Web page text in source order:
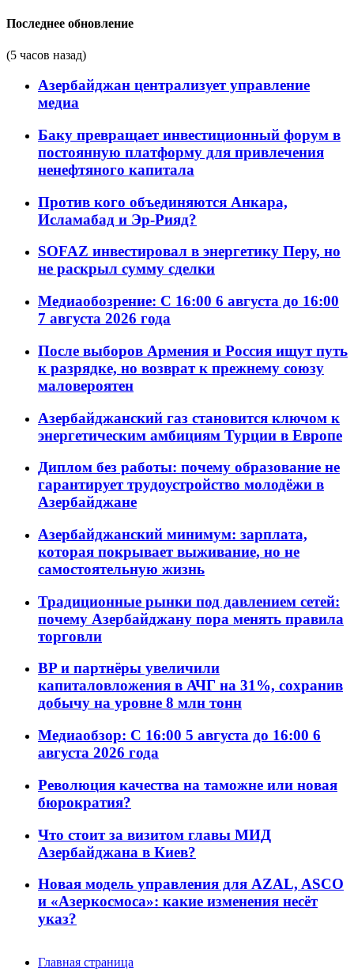
Последнее обновление
(5 часов назад)
Азербайджан централизует управление
медиа
Баку превращает инвестиционный форум в
постоянную платформу для привлечения
ненефтяного капитала
Против кого объединяются Анкара,
Исламабад и Эр-Рияд?
SOFAZ инвестировал в энергетику Перу, но
не раскрыл сумму сделки
Медиаобозрение: С 16:00 6 августа до 16:00
7 августа 2026 года
После выборов Армения и Россия ищут путь
к разрядке, но возврат к прежнему союзу
маловероятен
Азербайджанский газ становится ключом к
энергетическим амбициям Турции в Европе
Диплом без работы: почему образование не
гарантирует трудоустройство молодёжи в
Азербайджане
Азербайджанский минимум: зарплата,
которая покрывает выживание, но не
самостоятельную жизнь
Традиционные рынки под давлением сетей:
почему Азербайджану пора менять правила
торговли
BP и партнёры увеличили
капиталовложения в АЧГ на 31%, сохранив
добычу на уровне 8 млн тонн
Медиаобзор: С 16:00 5 августа до 16:00 6
августа 2026 года
Революция качества на таможне или новая
бюрократия?
Что стоит за визитом главы МИД
Азербайджана в Киев?
Новая модель управления для AZAL, ASCO
и «Азеркосмоса»: какие изменения несёт
указ?
Главная страница